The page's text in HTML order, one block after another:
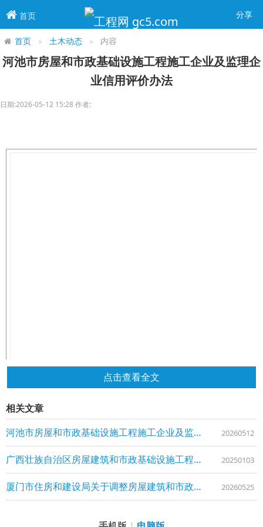
首页 分享
首页 土木动态 内容
河池市房屋和市政基础设施工程施工企业及监理企
业信用评价办法
日期:2026-05-12 15:28 作者:
点击查看全文
相关文章
河池市房屋和市政基础设施工程施工企业及监理企业信用评价办法
20260512
广西壮族自治区房屋建筑和市政基础设施工程施工企业及监理企业信用评价办法 20250103
厦门市住房和建设局关于调整房屋建筑和市政基础设施工程招标文件等8个示范文本的通知 20260525